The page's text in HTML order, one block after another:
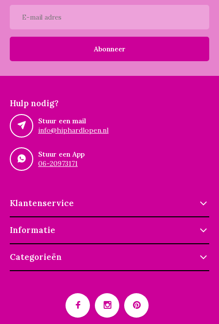
Abonneer
Hulp nodig?
Stuur een mail
info@hiphardlopen.nl
Stuur een App
06-20973171
Klantenservice
Informatie
Categorieën